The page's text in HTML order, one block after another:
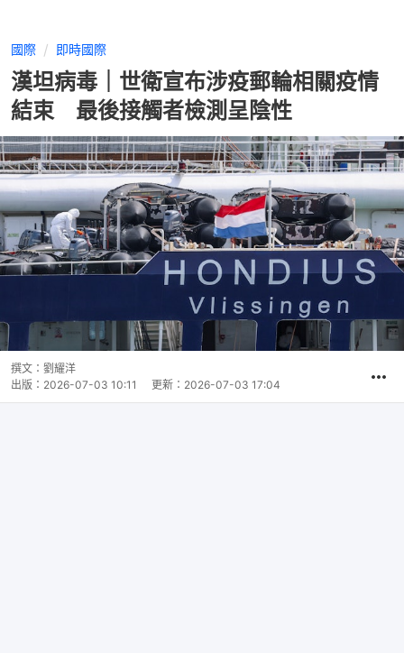
國際 即時國際
漢坦病毒｜世衛宣布涉疫郵輪相關疫情
結束 最後接觸者檢測呈陰性
撰文： 劉耀洋
出版： 2026-07-03 10:11 更新： 2026-07-03 17:04